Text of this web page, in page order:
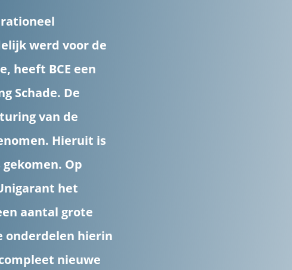
werd voor de
heeft BCE een
Schade. De
van de
Hieruit is
Op
het
aantal grote
onderdelen hierin
nieuwe